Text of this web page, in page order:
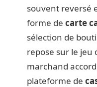
souvent reversé
forme de carte
sélection de
repose sur le jeu
marchand
plateforme de